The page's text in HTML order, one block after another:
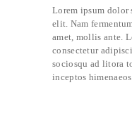
Lorem ipsum dolor
elit. Nam
amet, mollis ante.
consectetur
sociosqu ad litora
inceptos